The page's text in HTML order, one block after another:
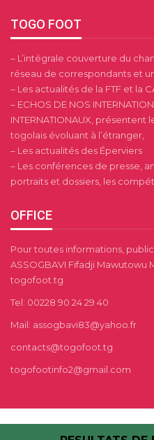
TOGO FOOT
– L’intégrale couverture du
réseau de correspondants et
– Les actualités de la FTF et la
– ECHOS DE NOS
INTERNATIONAUX,
togolais évoluant à l’étranger,
– Les actualités des Éperviers
– Les conférences de presse,
portraits et dossiers, les
OFFICE
Pour toutes informations,
ASSOGBAVI Fifadji Mawutowu
togofoot.tg
Tel: 00228 90 24 29 40
Mail: assogbavi83@yahoo.fr
contacts@togofoot.tg
togofootinfo2@gmail.com